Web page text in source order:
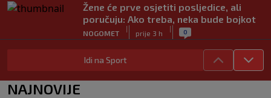
Žene će prve osjetiti posljedice, ali
poručuju: Ako treba, neka bude bojkot
NOGOMET
|
prije 3 h
| 0
Zvanično: Samed Baždar ima novi klub,
zadužio broj sa velikom "težinom"
NOGOMET prije 5 h
Idi na Sport
NAJNOVIJE